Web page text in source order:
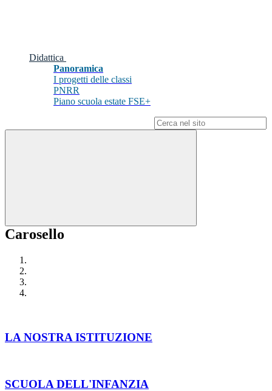
Didattica
Panoramica
I progetti delle classi
PNRR
Piano scuola estate FSE+
Carosello
LA NOSTRA ISTITUZIONE
SCUOLA DELL'INFANZIA